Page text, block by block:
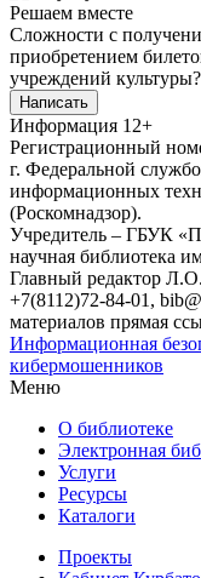
Решаем вместе
Сложности с
приобретением
учреждений культуры?
Написать
Информация 12+
Регистрационный
г. Федеральной
информационных
(Роскомнадзор).
Учредитель – ГБУК
научная библиотека
Главный редактор
+7(8112)72-84-01,
материалов прямая
Информационная
кибермошенников
Меню
О библиотеке
Электронная
Услуги
Ресурсы
Каталоги
Проекты